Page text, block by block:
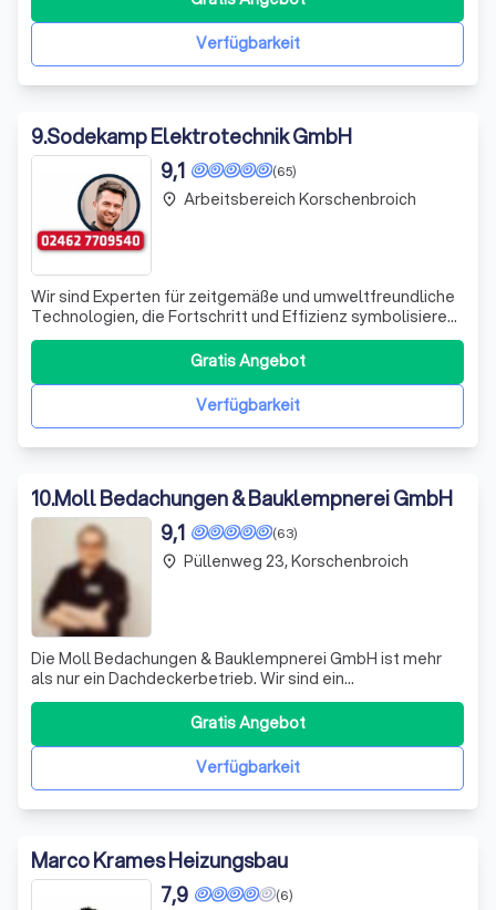
10 Jahre Erfahrung im Bereich Solaranlagen zurückgreifen.
Im Jahr 2024 erweiterte Robert sein Wissen
Verfügbarkeit
9.Sodekamp Elektrotechnik GmbH
(65)
9,1
Wir sind Experten für zeitgemäße und umweltfreundliche
Technologien, die Fortschritt und Effizienz symbolisieren.
Ob im eigenen Zuhause oder im Unternehmen, wir bieten
Smart Home Lösungen für mehr Lebensqualität und
intelligente Prozess-Steuerungen für bessere und
schnellere Ergebnisse. Unsere Verne
Verfügbarkeit
Gratis Angebot
place Arbeitsbereich Korschenbroich
10.Moll Bedachungen & Bauklempnerei GmbH
(63)
9,1
Die Moll Bedachungen & Bauklempnerei GmbH ist mehr
als nur ein Dachdeckerbetrieb. Wir sind ein
Familienunternehmen, das sich durch Leidenschaft,
Kreativität und Fachwissen auszeichnet. Unser Gründer
Willi hat uns als traditionellen Handwerksbetrieb ins
Leben gerufen, und wir haben uns seitdem stetig
Verfügbarkeit
Gratis Angebot
place Püllenweg 23, Korschenbroich
Marco Krames Heizungsbau
(6)
7,9